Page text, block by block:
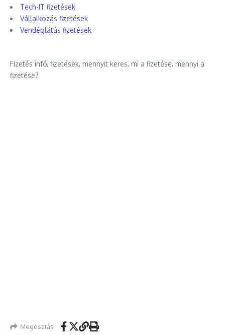
Tech-IT fizetések
Vállalkozás fizetések
Vendéglátás fizetések
Fizetés infó, fizetések, mennyit keres, mi a fizetése, mennyi a
fizetése?
Megosztás